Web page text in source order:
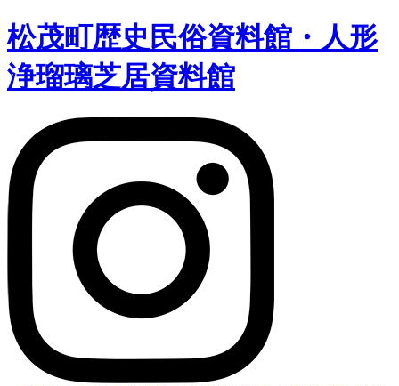
松茂町歴史民俗資料館・人形
浄瑠璃芝居資料館